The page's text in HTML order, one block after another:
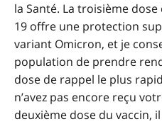
la Santé. La troisième
19 offre une protection
variant Omicron, et je
population de prendre
dose de rappel le plus
n’avez pas encore reçu
deuxième dose du vaccin,